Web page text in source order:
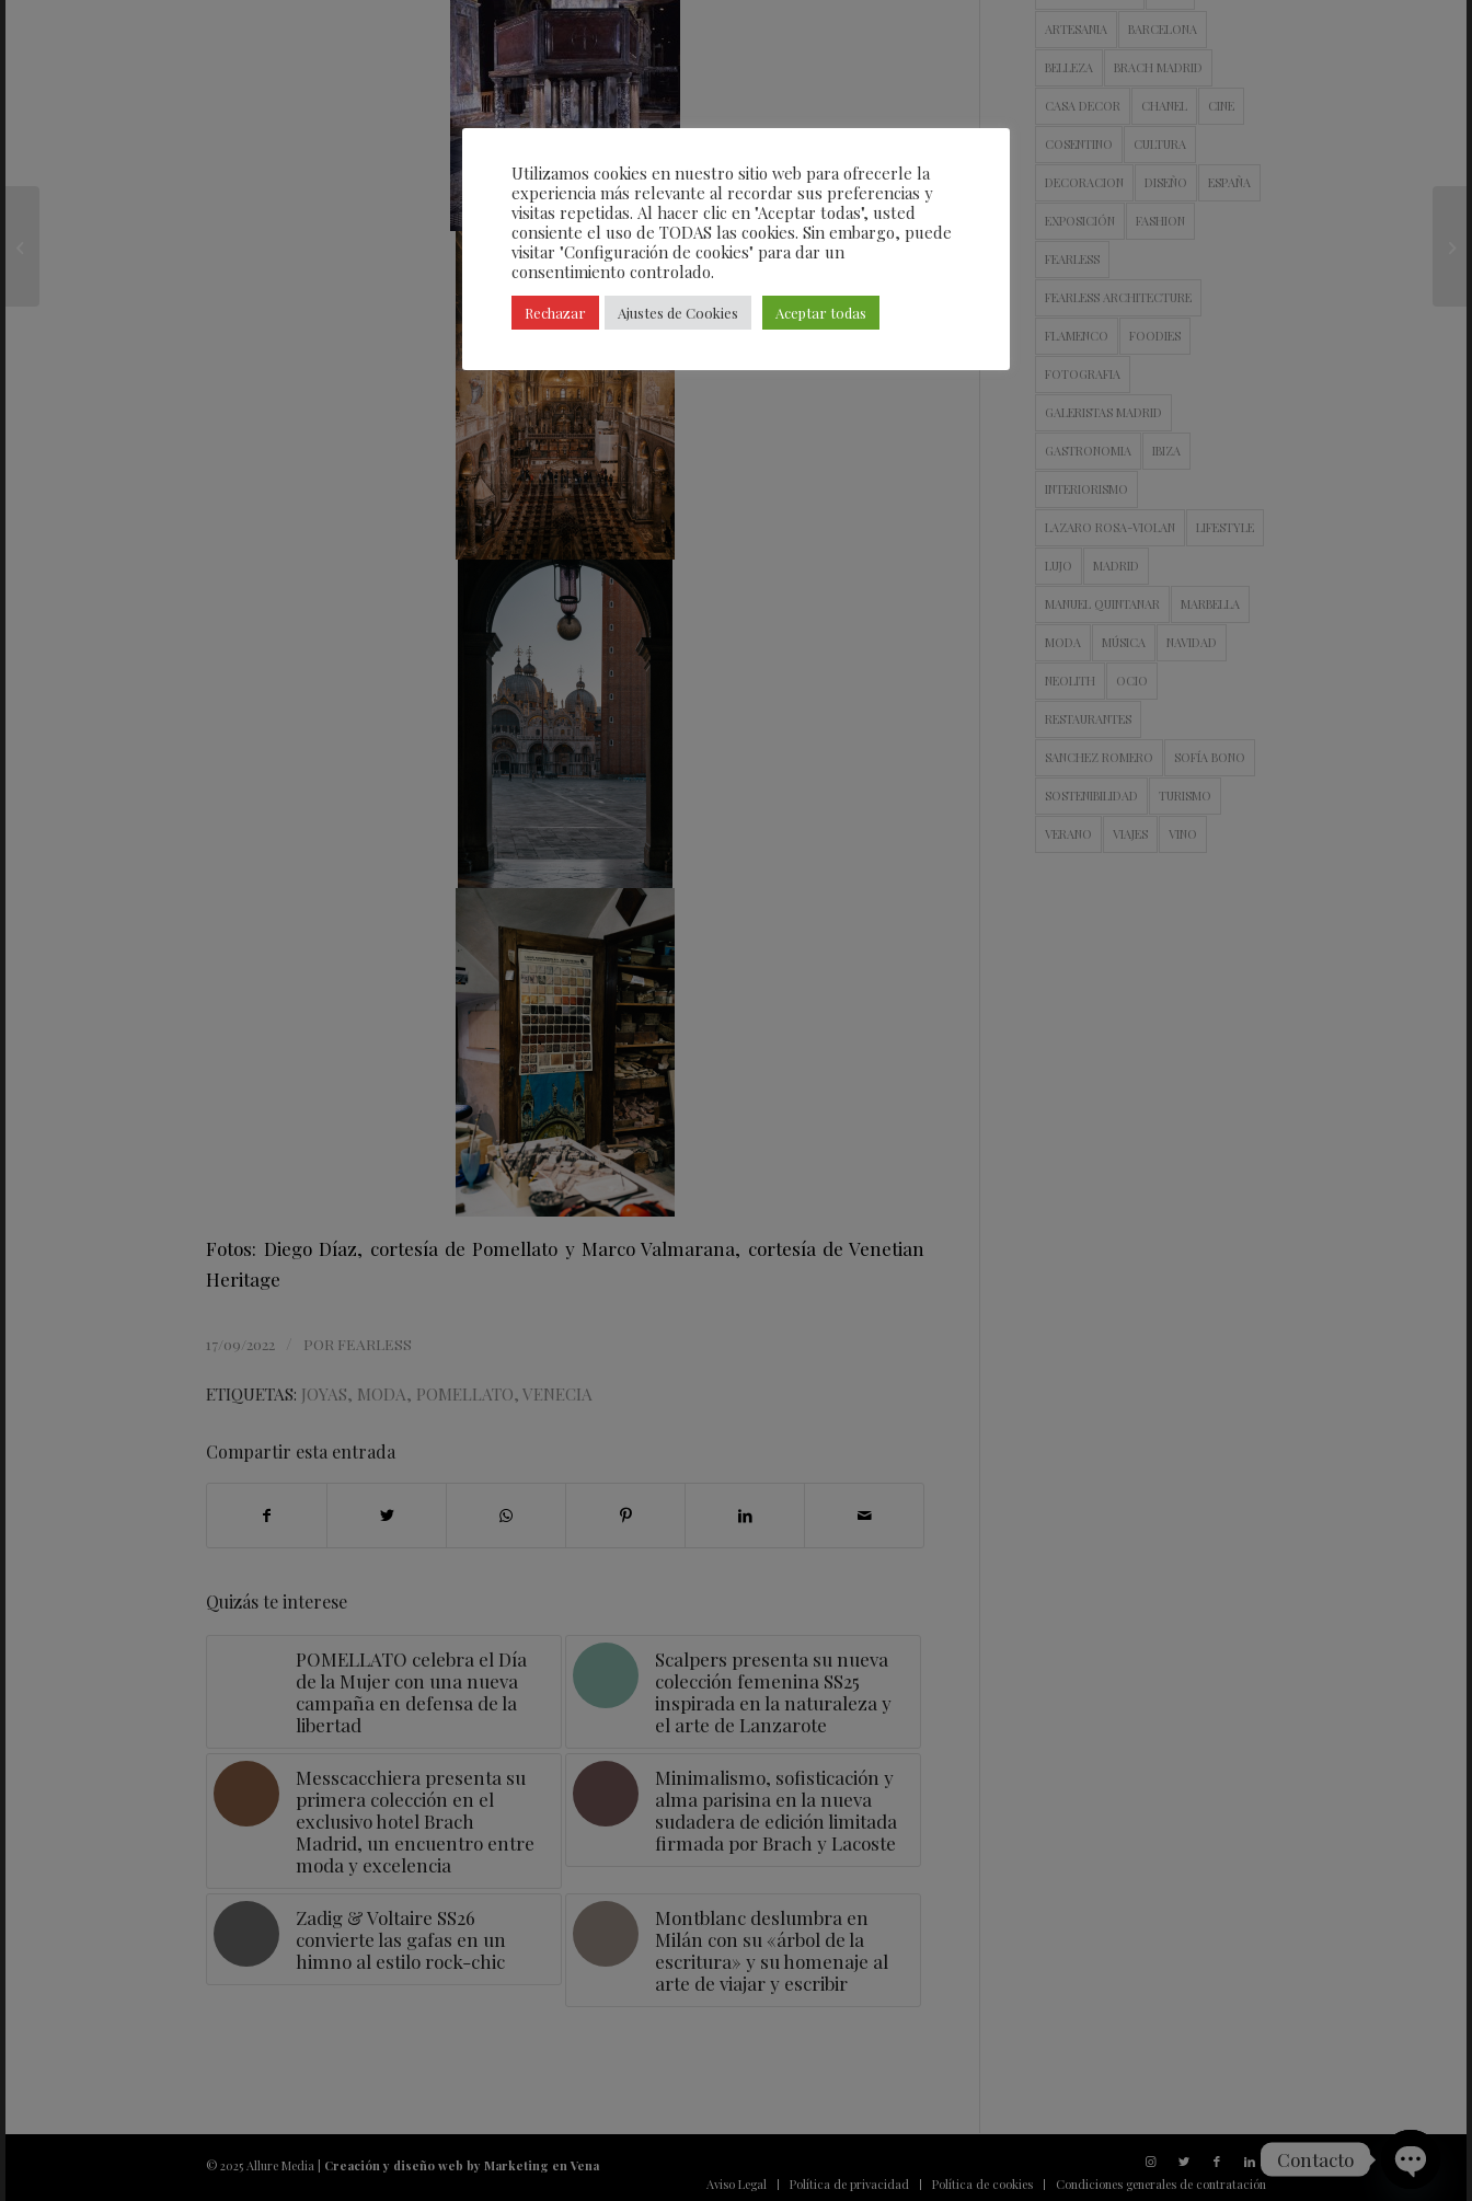
Fotos: Diego Díaz, cortesía de Pomellato y Marco Valmarana, cortesía de Venetian
Heritage
17/09/2022 POR FEARLESS
ETIQUETAS: JOYAS, MODA, POMELLATO,VENECIA
Compartir esta entrada
Quizás te interese
POMELLATO celebra el Día
de la Mujer con una nueva
campaña en defensa de la
libertad
Scalpers presenta su nueva
colección femenina SS25
inspirada en la naturaleza y
el arte de Lanzarote
Messcacchiera presenta su
primera colección en el
exclusivo hotel Brach
Madrid, un encuentro entre
moda y excelencia
Minimalismo, sofisticación y
alma parisina en la nueva
sudadera de edición limitada
firmada por Brach y Lacoste
Zadig & Voltaire SS26
convierte las gafas en un
himno al estilo rock-chic
Montblanc deslumbra en
Milán con su «árbol de la
escritura» y su homenaje al
arte de viajar y escribir
ARTESANIA BARCELONA
BELLEZA BRACH MADRID
CASA DECOR CHANEL CINE
COSENTINO CULTURA
DECORACION DISEÑO ESPAÑA
EXPOSICIÓN FASHION
FEARLESS
FEARLESS ARCHITECTURE
FLAMENCO FOODIES
FOTOGRAFIA
GALERISTAS MADRID
GASTRONOMIA IBIZA
INTERIORISMO
LAZARO ROSA-VIOLAN LIFESTYLE
LUJO MADRID
MANUEL QUINTANAR MARBELLA
MODA MÚSICA NAVIDAD
NEOLITH OCIO
RESTAURANTES
SANCHEZ ROMERO SOFÍA BONO
SOSTENIBILIDAD TURISMO
VERANO VIAJES VINO
© 2025 Allure Media | Creación y diseño web by Marketing en Vena
Aviso Legal
Política de privacidad Política de cookies Condiciones generales de contratación
Utilizamos cookies en nuestro sitio web para ofrecerle la
experiencia más relevante al recordar sus preferencias y
visitas repetidas. Al hacer clic en "Aceptar todas", usted
consiente el uso de TODAS las cookies. Sin embargo, puede
visitar "Configuración de cookies" para dar un
consentimiento controlado.
Rechazar Ajustes de Cookies Aceptar todas
Contacto